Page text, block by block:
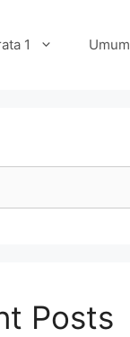
1 Umum
Posts